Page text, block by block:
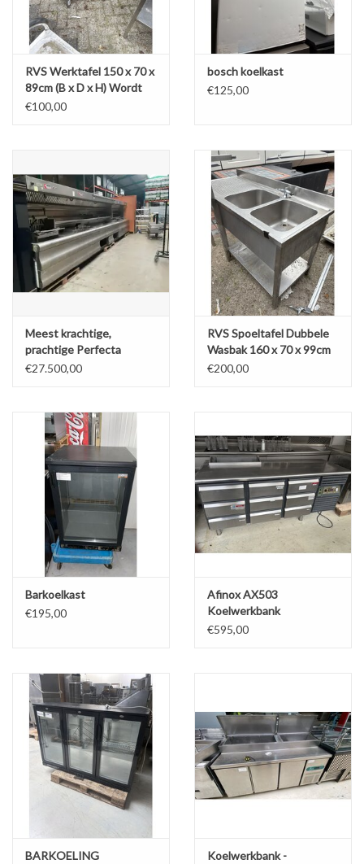
RVS Werktafel 150 x 70 x
89cm (B x D x H) Wordt
schoongemaakt bij
€100,00
bosch koelkast
€125,00
Meest krachtige,
prachtige Perfecta
transfer bakwand
€27.500,00
RVS Spoeltafel Dubbele
Wasbak 160 x 70 x 99cm
(B x D x H) Wordt
€200,00
Barkoelkast
€195,00
Afinox AX503
Koelwerkbank
€595,00
BARKOELING
Koelwerkbank -